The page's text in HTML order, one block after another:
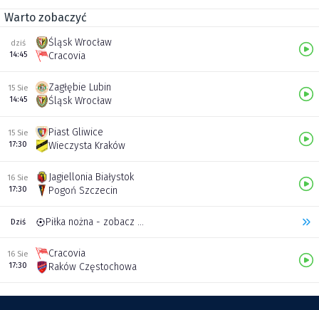
Warto zobaczyć
dziś
14:45
Śląsk Wrocław
Cracovia
15 Sie
14:45
Zagłębie Lubin
Śląsk Wrocław
15 Sie
17:30
Piast Gliwice
Wieczysta Kraków
16 Sie
17:30
Jagiellonia Białystok
Pogoń Szczecin
Dziś Piłka nożna - zobacz inne transmisje
16 Sie
17:30
Cracovia
Raków Częstochowa